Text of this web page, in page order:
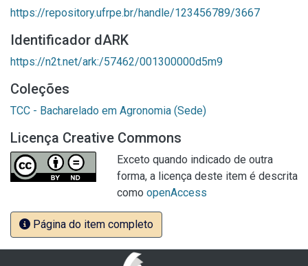
https://repository.ufrpe.br/handle/123456789/3667
Identificador dARK
https://n2t.net/ark:/57462/001300000d5m9
Coleções
TCC - Bacharelado em Agronomia (Sede)
Licença Creative Commons
Exceto quando indicado de outra
forma, a licença deste item é descrita
como openAccess
Página do item completo